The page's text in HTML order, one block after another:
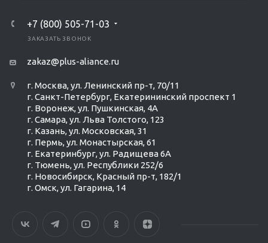
+7 (800) 505-71-03
ЗАКАЗАТЬ ЗВОНОК
zakaz@plus-aliance.ru
г. Москва, ул. Ленинский пр-т, 70/11
г. Санкт-Петербург, Екатерининский проспект 1
г. Воронеж, ул. Пушкинская, 4А
г. Самара, ул. Льва Толстого, 123
г. Казань, ул. Московская, 31
г. Пермь, ул. Монастырская, 61
г. Екатеринбург, ул. Радищева 6А
г. Тюмень, ул. Республики 252/6
г. Новосибирск, Красный пр-т, 182/1
г. Омск, ул. ​Гагарина, 14